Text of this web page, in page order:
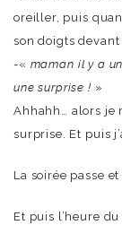
oreiller, puis
son doigts
-« maman il y a
une surprise ! »
Ahhahh… alors je
surprise. Et puis
La soirée passe
Et puis l’heure